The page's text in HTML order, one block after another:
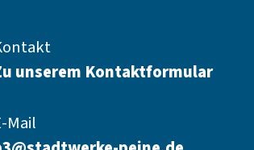
unserem Kontaktformular
Mail